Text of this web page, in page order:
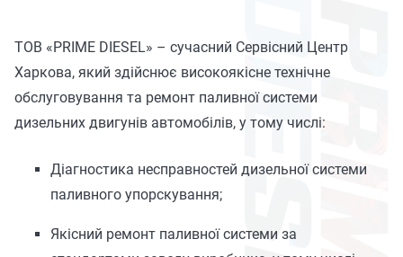
ТОВ «PRIME DIESEL» – сучасний Сервісний Центр
Харкова, який здійснює високоякісне технічне
обслуговування та ремонт паливної системи
дизельних двигунів автомобілів, у тому числі:
Діагностика несправностей дизельної системи
паливного упорскування;
Якісний ремонт паливної системи за